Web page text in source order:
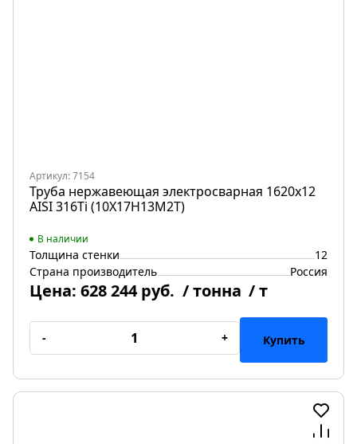
Артикул: 7154
Труба нержавеющая электросварная 1620х12
AISI 316Ti (10Х17Н13М2Т)
В наличии
Толщина стенки
12
Страна производитель
Россия
Цена: 628 244 руб. / тонна / т
- + Купить